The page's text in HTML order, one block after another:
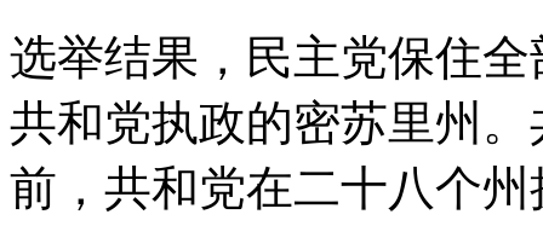
选举结果，民主党保住
共和党执政的密苏里州
前，共和党在二十八个